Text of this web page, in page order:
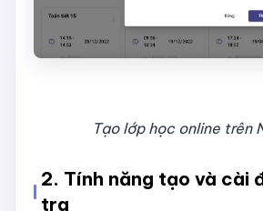
Tạo lớp học online trên
2. Tính năng tạo và cài
tra